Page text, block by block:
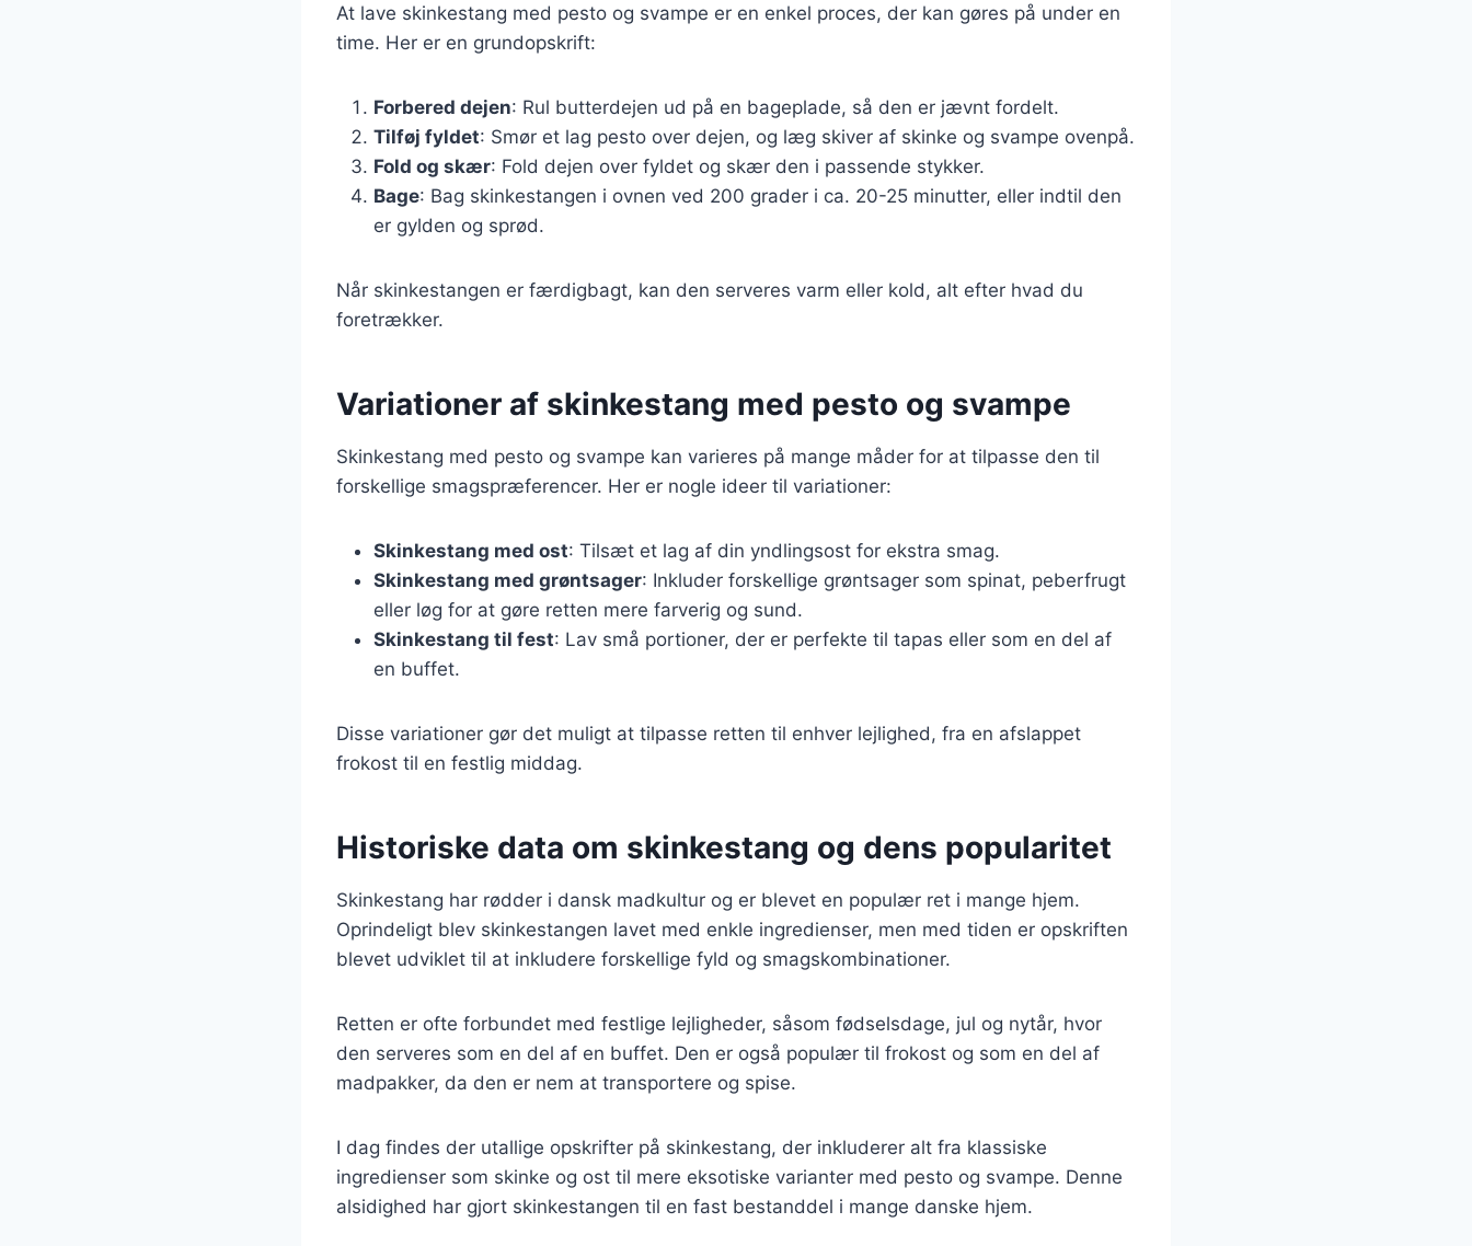
At lave skinkestang med pesto og svampe er en enkel proces, der kan gøres på under en
time. Her er en grundopskrift:
Forbered dejen: Rul butterdejen ud på en bageplade, så den er jævnt fordelt.
Tilføj fyldet: Smør et lag pesto over dejen, og læg skiver af skinke og svampe ovenpå.
Fold og skær: Fold dejen over fyldet og skær den i passende stykker.
Bage: Bag skinkestangen i ovnen ved 200 grader i ca. 20-25 minutter, eller indtil den
er gylden og sprød.
Når skinkestangen er færdigbagt, kan den serveres varm eller kold, alt efter hvad du
foretrækker.
Variationer af skinkestang med pesto og svampe
Skinkestang med pesto og svampe kan varieres på mange måder for at tilpasse den til
forskellige smagspræferencer. Her er nogle ideer til variationer:
Skinkestang med ost: Tilsæt et lag af din yndlingsost for ekstra smag.
Skinkestang med grøntsager: Inkluder forskellige grøntsager som spinat, peberfrugt
eller løg for at gøre retten mere farverig og sund.
Skinkestang til fest: Lav små portioner, der er perfekte til tapas eller som en del af
en buffet.
Disse variationer gør det muligt at tilpasse retten til enhver lejlighed, fra en afslappet
frokost til en festlig middag.
Historiske data om skinkestang og dens popularitet
Skinkestang har rødder i dansk madkultur og er blevet en populær ret i mange hjem.
Oprindeligt blev skinkestangen lavet med enkle ingredienser, men med tiden er opskriften
blevet udviklet til at inkludere forskellige fyld og smagskombinationer.
Retten er ofte forbundet med festlige lejligheder, såsom fødselsdage, jul og nytår, hvor
den serveres som en del af en buffet. Den er også populær til frokost og som en del af
madpakker, da den er nem at transportere og spise.
I dag findes der utallige opskrifter på skinkestang, der inkluderer alt fra klassiske
ingredienser som skinke og ost til mere eksotiske varianter med pesto og svampe. Denne
alsidighed har gjort skinkestangen til en fast bestanddel i mange danske hjem.